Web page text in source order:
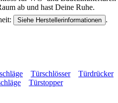
ab und hast Deine Ruhe.
Siehe Herstellerinformationen .
Türschlösser
Türdrücker
Türstopper